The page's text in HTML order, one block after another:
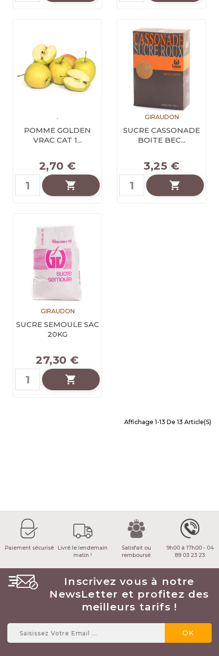
.
POMME GOLDEN
VRAC CAT 1...
2,70 €

GIRAUDON
SUCRE CASSONADE
BOITE BEC...
3,25 €

GIRAUDON
SUCRE SEMOULE SAC
20KG
27,30 €

Affichage 1-13 De 13 Article(s)
Paiement sécurisé
Livré le lendemain
matin !
Satisfait ou
remboursé
9h00 à 17h00 - 04
89 03 23 23
Inscrivez vous à notre
NewsLetter et profitez des
meilleurs tarifs !